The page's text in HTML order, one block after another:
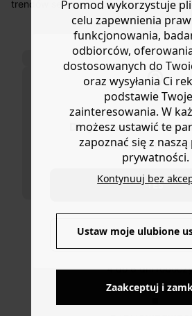
Do you want to be
YES
NO
i od daty otrzymania
trendów sezonu. Bądź jedną z
je w wiosenno-letnich stylizacjach: z
szortami, rozkloszowaną spódnicą czy
sarouel. Są miękkie i bardzo wygodne.
Pasek wokół kostki regulowany
Wkładka z pianki dla większego
różnych rozmiarach. Świetny pomysł
DOSTAWA DO
4 do 6 dni
Promod wykorzystuje
celu zapewnienia
funkcjonowania,
odbiorców,
dostosowanych do
oraz wysyłania Ci
podstawie
zainteresowania. W
możesz ustawić te
zapoznać się z
prywatności.
Kontynuuj bez
Ustaw moje ulubione
Zaakceptuj i